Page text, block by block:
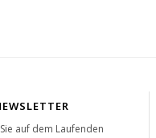
auf dem Laufenden